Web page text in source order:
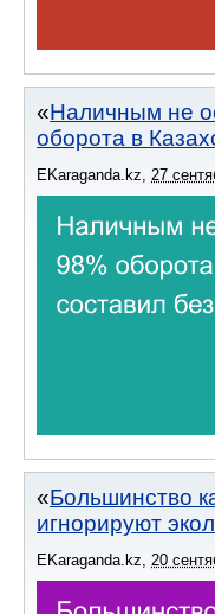
Наличным не
оборота в
EKaraganda.kz 27
Большинство
игнорируют
EKaraganda.kz 20